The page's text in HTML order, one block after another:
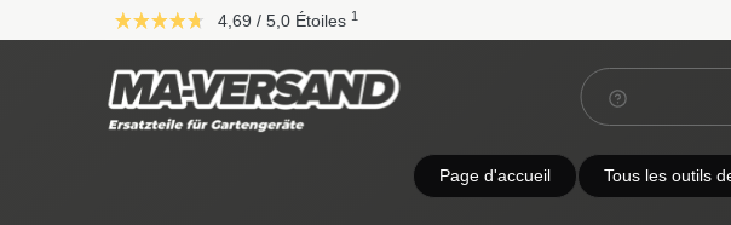
i
4,69 / 5,0 Étoiles 1
Page d'accueil Tous les outils